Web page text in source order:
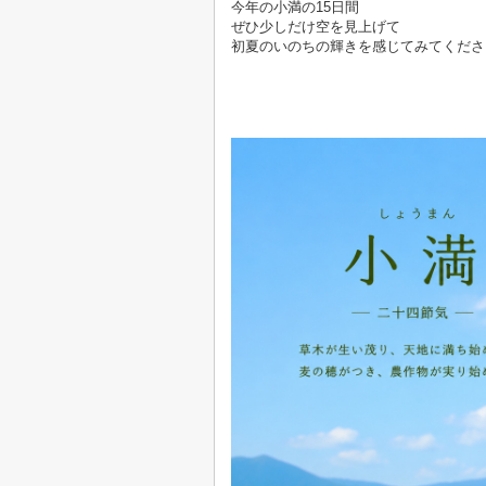
今年の小満の15日間
ぜひ少しだけ空を見上げて
初夏のいのちの輝きを感じてみてくだ